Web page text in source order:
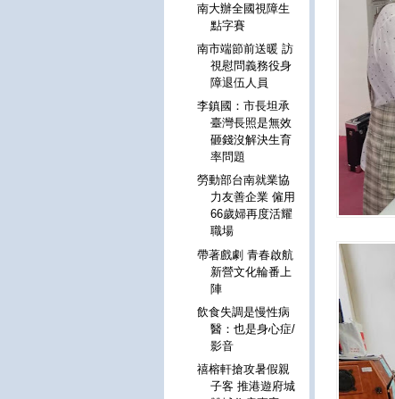
南大辦全國視障生
點字賽
南市端節前送暖 訪
視慰問義務役身
障退伍人員
李鎮國：市長坦承
臺灣長照是無效
砸錢沒解決生育
率問題
勞動部台南就業協
力友善企業 僱用
66歲婦再度活耀
職場
帶著戲劇 青春啟航
新營文化輪番上
陣
飲食失調是慢性病
醫：也是身心症/
影音
禧榕軒搶攻暑假親
子客 推港遊府城